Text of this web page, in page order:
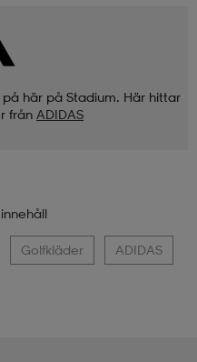
här på Stadium. Här hittar
från ADIDAS
Golfkläder ADIDAS